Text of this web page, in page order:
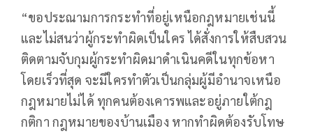
“ขอประณามการกระทำที่อยู่เหนือกฎหมายเช่นนี้
และไม่สนว่าผู้กระทำผิดเป็นใคร ได้สั่งการให้สืบสวน
ติดตามจับกุมผู้กระทำผิดมาดำเนินคดีในทุกข้อหา
โดยเร็วที่สุด จะมีใครทำตัวเป็นกลุ่มผู้มีอำนาจเหนือ
กฎหมายไม่ได้ ทุกคนต้องเคารพและอยู่ภายใต้กฎ
กติกา กฎหมายของบ้านเมือง หากทำผิดต้องรับโทษ